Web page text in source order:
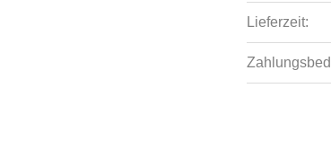
Lieferzeit: